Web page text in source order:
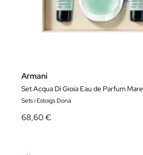
Armani
Set Acqua Di Gioia Eau de Parfum
Sets i Estoigs Dona
68,60 €